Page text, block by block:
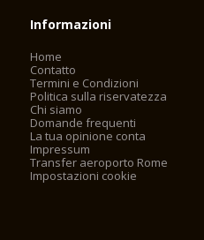
Informazioni
Home
Contatto
Termini e Condizioni
Politica sulla riservatezza
Chi siamo
Domande frequenti
La tua opinione conta
Impressum
Transfer aeroporto Rome
Impostazioni cookie